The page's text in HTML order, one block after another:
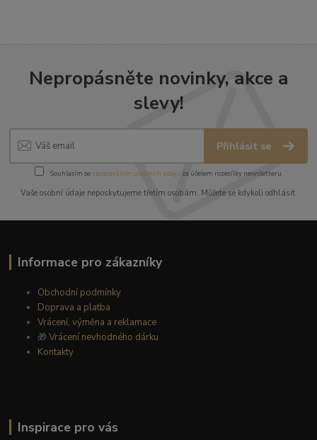
Nepropásněte novinky, akce a
slevy!
Přihlásit se
Souhlasím se zpracováním osobních údajůza účelem rozesílky newsletteru.
Vaše osobní údaje neposkytujeme třetím osobám. Můžete se kdykoli odhlásit.
Informace pro zákazníky
Obchodní podmínky
Doprava a platba
Vrácení, výměna a reklamace
🎁Vrácení nevhodného dárku
Kontakty
Inspirace pro vás